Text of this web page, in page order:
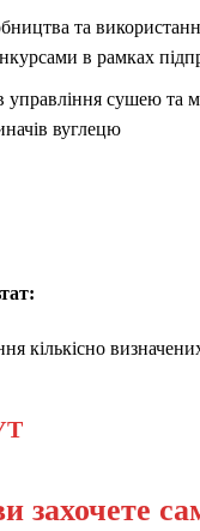
та
в рамках
управління сушею та
вуглецю
кількісно
захочете